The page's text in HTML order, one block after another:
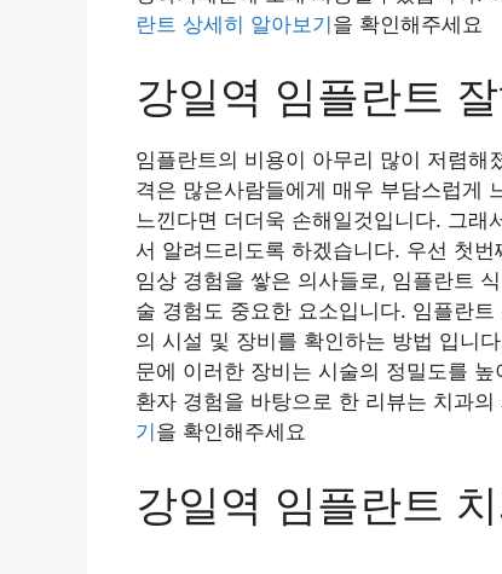
란트 상세히 알아보기을 확인해주세요
강일역 임플란트
임플란트의 비용이 아무리 많이 저렴
격은 많은사람들에게 매우 부담스럽게
느낀다면 더더욱 손해일것입니다. 그래
서 알려드리도록 하겠습니다. 우선 첫
임상 경험을 쌓은 의사들로, 임플란트
술 경험도 중요한 요소입니다. 임플란
의 시설 및 장비를 확인하는 방법 입니
문에 이러한 장비는 시술의 정밀도를
환자 경험을 바탕으로 한 리뷰는 치과
기 을 확인해주세요
강일역 임플란트